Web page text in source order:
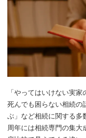
「やってはいけない実
死んでも困らない相続の
ぶ」など相続に関する多
周年には相続専門の集